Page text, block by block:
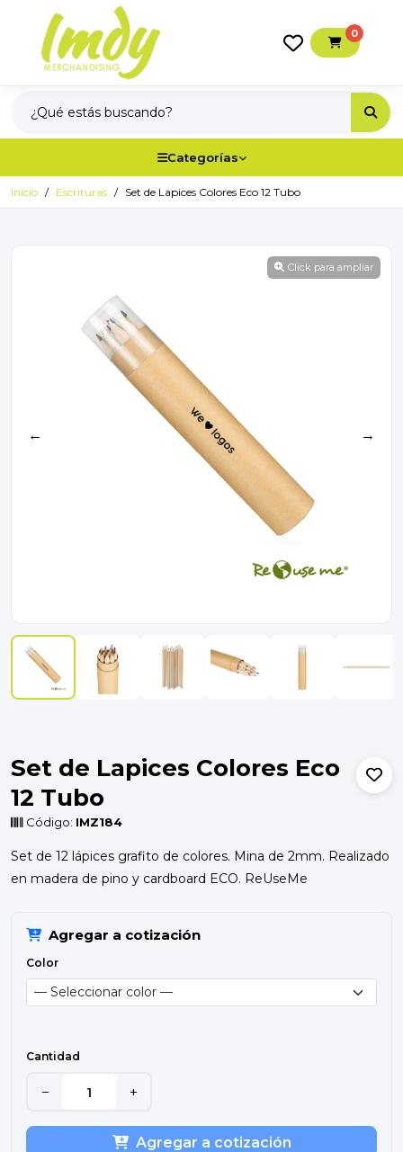
0
Categorías
Inicio Escrituras Set de Lapices Colores Eco 12 Tubo
Click para ampliar
← →
Set de Lapices Colores Eco
12 Tubo
Código: IMZ184
Set de 12 lápices grafito de colores. Mina de 2mm. Realizado
en madera de pino y cardboard ECO. ReUseMe
Agregar a cotización
Color
Cantidad
− +
Agregar a cotización